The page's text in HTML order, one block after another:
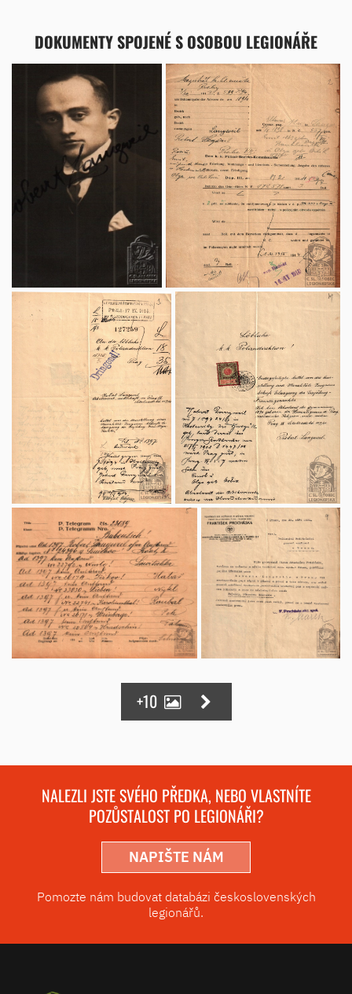
DOKUMENTY SPOJENÉ S OSOBOU LEGIONÁŘE
+10
NALEZLI JSTE SVÉHO PŘEDKA, NEBO VLASTNÍTE
POZŮSTALOST PO LEGIONÁŘI?
NAPIŠTE NÁM
Pomozte nám budovat databázi československých
legionářů.